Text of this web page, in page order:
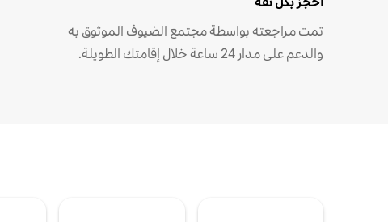
تمت مراجعته بواسطة مجتمع الضيوف الموثوق به
والدعم على مدار 24 ساعة خلال إقامتك الطويلة.